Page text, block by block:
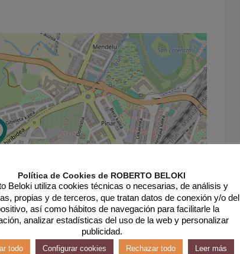
Política de Cookies de ROBERTO BELOKI
Beloki utiliza cookies técnicas o necesarias, de análisis y
propias y de terceros, que tratan datos de conexión y/o del
así como hábitos de navegación para facilitarle la
analizar estadísticas del uso de la web y personalizar
publicidad.
todo Configurar cookies Rechazar todo Leer más